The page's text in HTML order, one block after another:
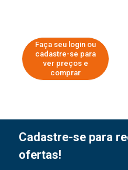
Faça seu login ou
cadastre-se para
ver preços e
comprar
Cadastre-se para
ofertas!